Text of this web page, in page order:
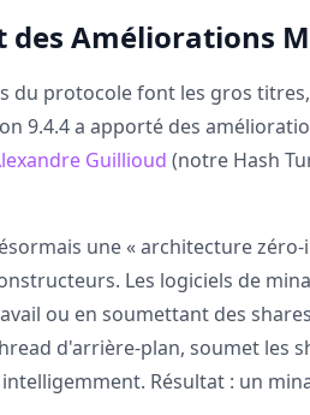
des Améliorations
du protocole font les gros
9.4.4 a apporté des
Guillioud (notre Hash
une « architecture
Les logiciels de
ou en soumettant des
d'arrière-plan, soumet les
Résultat : un